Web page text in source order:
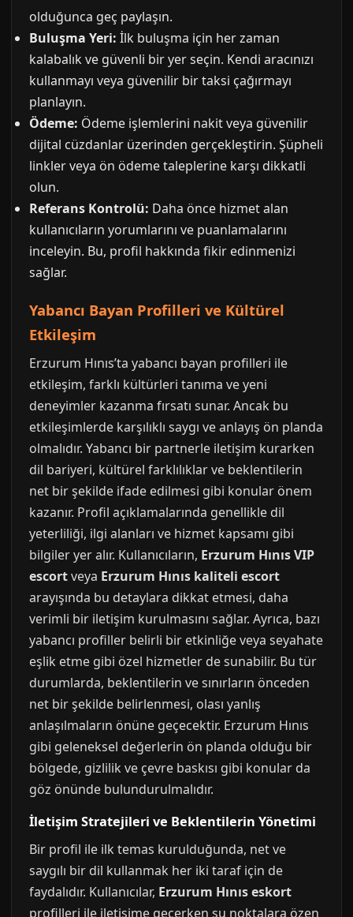
olduğunca geç paylaşın.
Buluşma Yeri: İlk buluşma için her zaman
kalabalık ve güvenli bir yer seçin. Kendi aracınızı
kullanmayı veya güvenilir bir taksi çağırmayı
planlayın.
Ödeme: Ödeme işlemlerini nakit veya güvenilir
dijital cüzdanlar üzerinden gerçekleştirin. Şüpheli
linkler veya ön ödeme taleplerine karşı dikkatli
olun.
Referans Kontrolü: Daha önce hizmet alan
kullanıcıların yorumlarını ve puanlamalarını
inceleyin. Bu, profil hakkında fikir edinmenizi
sağlar.
Yabancı Bayan Profilleri ve Kültürel
Etkileşim
Erzurum Hınıs’ta yabancı bayan profilleri ile
etkileşim, farklı kültürleri tanıma ve yeni
deneyimler kazanma fırsatı sunar. Ancak bu
etkileşimlerde karşılıklı saygı ve anlayış ön planda
olmalıdır. Yabancı bir partnerle iletişim kurarken
dil bariyeri, kültürel farklılıklar ve beklentilerin
net bir şekilde ifade edilmesi gibi konular önem
kazanır. Profil açıklamalarında genellikle dil
yeterliliği, ilgi alanları ve hizmet kapsamı gibi
bilgiler yer alır. Kullanıcıların, Erzurum Hınıs VIP
escortveya Erzurum Hınıs kaliteli escort
arayışında bu detaylara dikkat etmesi, daha
verimli bir iletişim kurulmasını sağlar. Ayrıca, bazı
yabancı profiller belirli bir etkinliğe veya seyahate
eşlik etme gibi özel hizmetler de sunabilir. Bu tür
durumlarda, beklentilerin ve sınırların önceden
net bir şekilde belirlenmesi, olası yanlış
anlaşılmaların önüne geçecektir. Erzurum Hınıs
gibi geleneksel değerlerin ön planda olduğu bir
bölgede, gizlilik ve çevre baskısı gibi konular da
göz önünde bulundurulmalıdır.
İletişim Stratejileri ve Beklentilerin Yönetimi
Bir profil ile ilk temas kurulduğunda, net ve
saygılı bir dil kullanmak her iki taraf için de
faydalıdır. Kullanıcılar, Erzurum Hınıs eskort
profilleri ile iletişime geçerken şu noktalara özen